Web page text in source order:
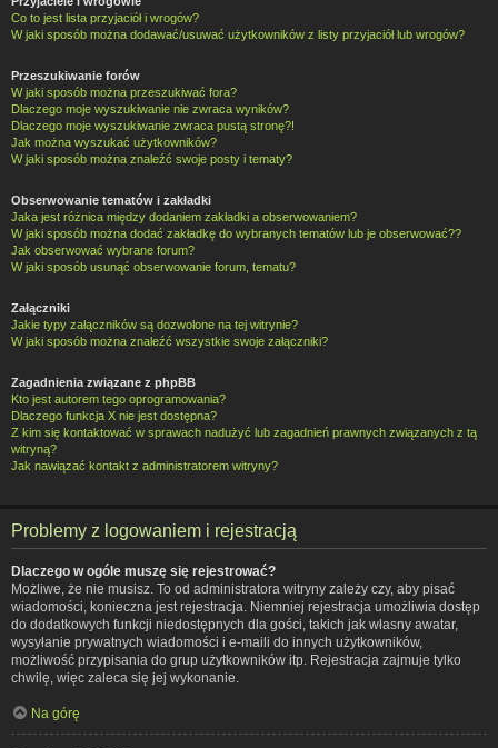
Co to jest lista przyjaciół i wrogów?
W jaki sposób można dodawać/usuwać użytkowników z listy przyjaciół lub wrogów?
Przeszukiwanie forów
W jaki sposób można przeszukiwać fora?
Dlaczego moje wyszukiwanie nie zwraca wyników?
Dlaczego moje wyszukiwanie zwraca pustą stronę?!
Jak można wyszukać użytkowników?
W jaki sposób można znaleźć swoje posty i tematy?
Obserwowanie tematów i zakładki
Jaka jest różnica między dodaniem zakładki a obserwowaniem?
W jaki sposób można dodać zakładkę do wybranych tematów lub je obserwować??
Jak obserwować wybrane forum?
W jaki sposób usunąć obserwowanie forum, tematu?
Załączniki
Jakie typy załączników są dozwolone na tej witrynie?
W jaki sposób można znaleźć wszystkie swoje załączniki?
Zagadnienia związane z phpBB
Kto jest autorem tego oprogramowania?
Dlaczego funkcja X nie jest dostępna?
Z kim się kontaktować w sprawach nadużyć lub zagadnień prawnych związanych z tą
witryną?
Jak nawiązać kontakt z administratorem witryny?
Problemy z logowaniem i rejestracją
Dlaczego w ogóle muszę się rejestrować?
Możliwe, że nie musisz. To od administratora witryny zależy czy, aby pisać
wiadomości, konieczna jest rejestracja. Niemniej rejestracja umożliwia dostęp
do dodatkowych funkcji niedostępnych dla gości, takich jak własny awatar,
wysyłanie prywatnych wiadomości i e-maili do innych użytkowników,
możliwość przypisania do grup użytkowników itp. Rejestracja zajmuje tylko
chwilę, więc zaleca się jej wykonanie.
Na górę